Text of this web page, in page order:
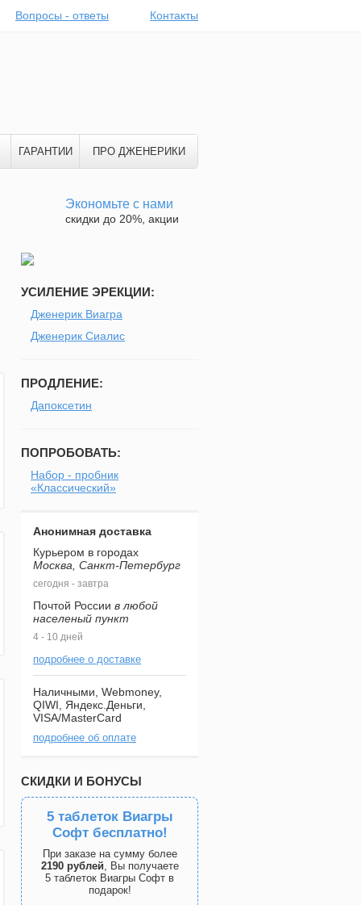
Вопросы - ответы Контакты
ГАРАНТИИ ПРО ДЖЕНЕРИКИ
Экономьте с нами
скидки до 20%, акции
УСИЛЕНИЕ ЭРЕКЦИИ:
Дженерик Виагра
Дженерик Сиалис
ПРОДЛЕНИЕ:
Дапоксетин
ПОПРОБОВАТЬ:
Набор - пробник
«Классический»
Анонимная доставка
Курьером в городах
Москва, Санкт-Петербург
сегодня - завтра
Почтой России в любой
населеный пункт
4 - 10 дней
подробнее о доставке
Наличными, Webmoney,
QIWI, Яндекс.Деньги,
VISA/MasterCard
подробнее об оплате
СКИДКИ И БОНУСЫ
5 таблеток Виагры
Софт бесплатно!
При заказе на сумму более
2190 рублей, Вы получаете
5 таблеток Виагры Софт в
подарок!